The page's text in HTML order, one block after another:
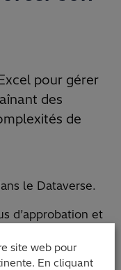
pour gérer
des
de
le Dataverse.
d’approbation et
transparence
site web pour
En cliquant